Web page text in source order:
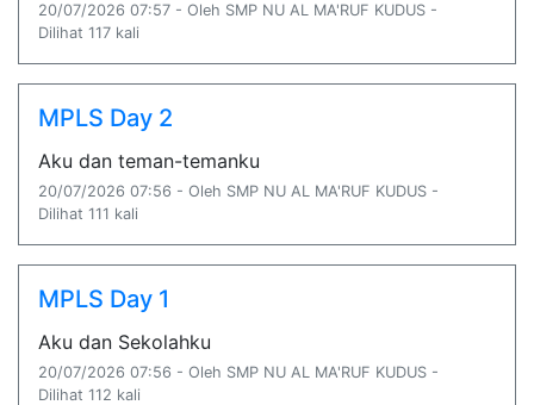
20/07/2026 07:57 - Oleh SMP NU AL MA'RUF KUDUS -
Dilihat 117 kali
MPLS Day 2
Aku dan teman-temanku
20/07/2026 07:56 - Oleh SMP NU AL MA'RUF KUDUS -
Dilihat 111 kali
MPLS Day 1
Aku dan Sekolahku
20/07/2026 07:56 - Oleh SMP NU AL MA'RUF KUDUS -
Dilihat 112 kali